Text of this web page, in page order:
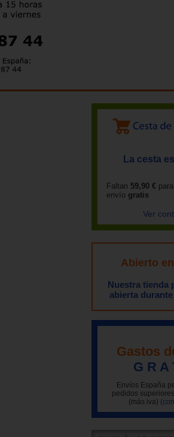
La cesta
Faltan 59,90 €
envío gratis
Ver
Abierto
Nuestra tienda
abierta
Gastos
G R A
Envíos España
pedidos
(más iva)